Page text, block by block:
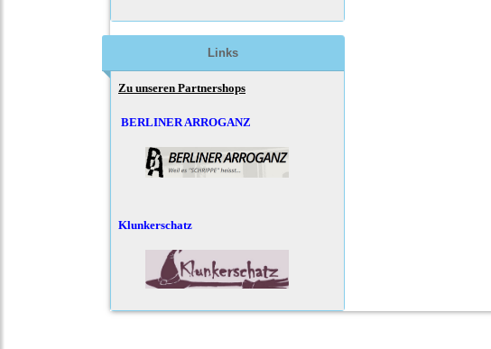
Links
Zu unseren Partnershops
BERLINER ARROGANZ
Klunkerschatz